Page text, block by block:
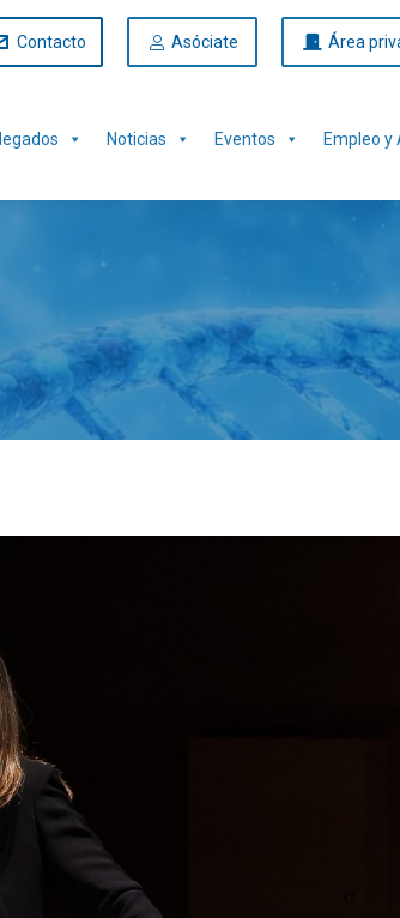
Contacto Asóciate Área
Noticias Eventos Empleo y